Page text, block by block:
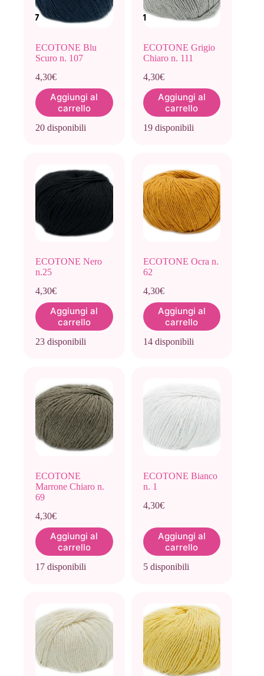
ECOTONE Blu
Scuro n. 107
4,30€
Aggiungi al
carrello
20 disponibili
ECOTONE Grigio
Chiaro n. 111
4,30€
Aggiungi al
carrello
19 disponibili
ECOTONE Nero
n.25
4,30€
Aggiungi al
carrello
23 disponibili
ECOTONE Ocra n.
62
4,30€
Aggiungi al
carrello
14 disponibili
ECOTONE
Marrone Chiaro n.
69
4,30€
Aggiungi al
carrello
17 disponibili
ECOTONE Bianco
n. 1
4,30€
Aggiungi al
carrello
5 disponibili